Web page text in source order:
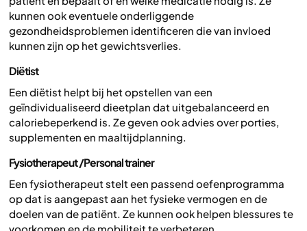
kunnen ook eventuele onderliggende
gezondheidsproblemen identificeren die van invloed
kunnen zijn op het gewichtsverlies.
Diëtist
Een diëtist helpt bij het opstellen van een
geïndividualiseerd dieetplan dat uitgebalanceerd en
caloriebeperkend is. Ze geven ook advies over porties,
supplementen en maaltijdplanning.
Fysiotherapeut/Personal trainer
Een fysiotherapeut stelt een passend oefenprogramma
op dat is aangepast aan het fysieke vermogen en de
doelen van de patiënt. Ze kunnen ook helpen blessures te